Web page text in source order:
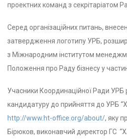
проектних команд з секрітаріатом
Серед організаційних питань,
затвердження логотипу УРБ,
з Міжнародним інститутом
Положення про Раду бізнесу у
Учасники Координаційної Ради УРБ
кандидатуру до прийняття до УРБ
http://www.ht-office.org/about/, яку
Бірюков, виконавчий директор ГС